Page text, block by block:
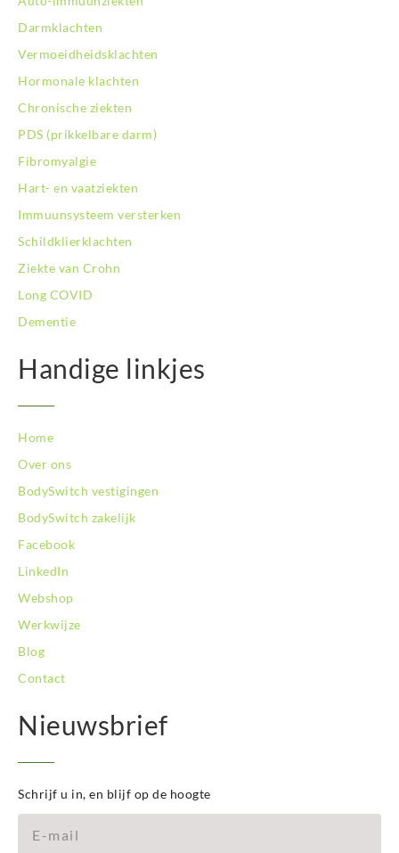
Darmklachten
Vermoeidheidsklachten
Hormonale klachten
Chronische ziekten
PDS (prikkelbare darm)
Fibromyalgie
Hart- en vaatziekten
Immuunsysteem versterken
Schildklierklachten
Ziekte van Crohn
Long COVID
Dementie
Handige linkjes
Home
Over ons
BodySwitch vestigingen
BodySwitch zakelijk
Facebook
LinkedIn
Webshop
Werkwijze
Blog
Contact
Nieuwsbrief
Schrijf u in, en blijf op de hoogte